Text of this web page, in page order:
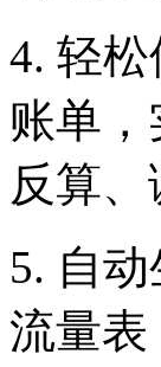
4. 轻
账单
反算
5. 自
流量表